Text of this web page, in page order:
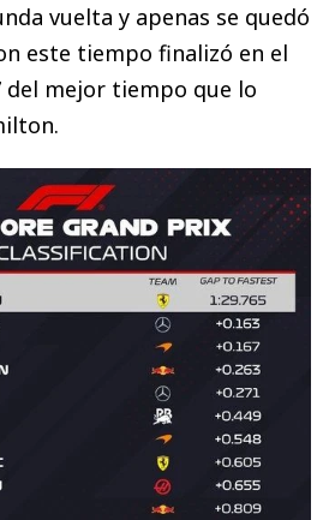
vuelta y apenas se quedó
este tiempo finalizó en el
del mejor tiempo que lo